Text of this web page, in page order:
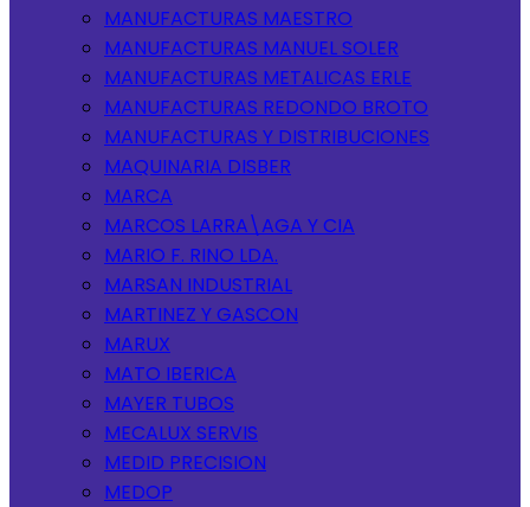
MANUFACTURAS MAESTRO
MANUFACTURAS MANUEL SOLER
MANUFACTURAS METALICAS ERLE
MANUFACTURAS REDONDO BROTO
MANUFACTURAS Y DISTRIBUCIONES
MAQUINARIA DISBER
MARCA
MARCOS LARRA\AGA Y CIA
MARIO F. RINO LDA.
MARSAN INDUSTRIAL
MARTINEZ Y GASCON
MARUX
MATO IBERICA
MAYER TUBOS
MECALUX SERVIS
MEDID PRECISION
MEDOP